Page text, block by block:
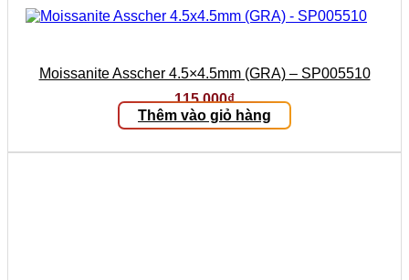
Moissanite Asscher 4.5×4.5mm (GRA) – SP005510
115.000₫
Thêm vào giỏ hàng